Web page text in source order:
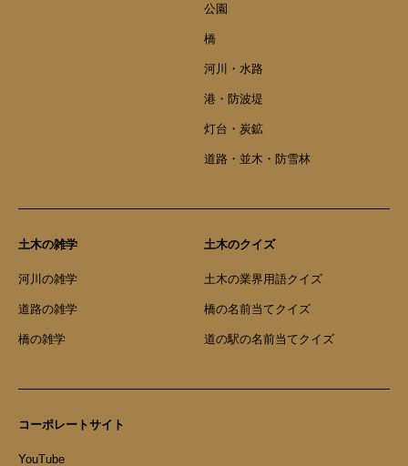
公園
橋
河川・水路
港・防波堤
灯台・炭鉱
道路・並木・防雪林
土木の雑学
河川の雑学
道路の雑学
橋の雑学
土木のクイズ
土木の業界用語クイズ
橋の名前当てクイズ
道の駅の名前当てクイズ
コーポレートサイト
YouTube